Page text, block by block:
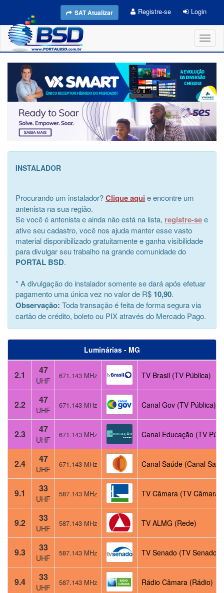
SAT Atualizar Registre-se Login
INSTALADOR
Procurando um instalador?Clique aqui e encontre um
antenista na sua região.
Se você é antenista e ainda não está na lista, registre-see
ative seu cadastro, você nos ajuda manter esse vasto
material disponibilizado gratuitamente e ganha visibilidade
para divulgar seu trabalho na grande comunidade do
PORTAL BSD.
* A divulgação do instalador somente se dará após efetuar
pagamento uma única vez no valor de R$ 10,90.
Observação: Toda transação é feita de forma segura via
cartão de crédito, boleto ou PIX através do Mercado Pago.
Luminárias - MG
2.1 47
UHF
671.143 MHz TV Brasil (TV Pública)
2.2 47
UHF
671.143 MHz Canal Gov (TV Pública)
2.3 47
UHF
671.143 MHz Canal Educação (TV
2.4 47
UHF
671.143 MHz Canal Saúde (Canal
9.1 33
UHF
587.143 MHz TV Câmara (TV Câmara)
9.2 33
UHF
587.143 MHz TV ALMG (Rede)
9.3 33
UHF
587.143 MHz TV Senado (TV Senado)
9.4 33
UHF
587.143 MHz Rádio Câmara (Rádio)